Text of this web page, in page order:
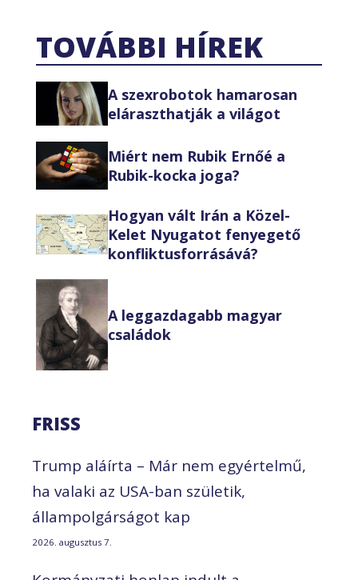
TOVÁBBI HÍREK
A szexrobotok hamarosan
eláraszthatják a világot
Miért nem Rubik Ernőé a
Rubik-kocka joga?
Hogyan vált Irán a Közel-
Kelet Nyugatot fenyegető
konfliktusforrásává?
A leggazdagabb magyar
családok
FRISS
Trump aláírta – Már nem egyértelmű,
ha valaki az USA-ban születik,
állampolgárságot kap
2026. augusztus 7.